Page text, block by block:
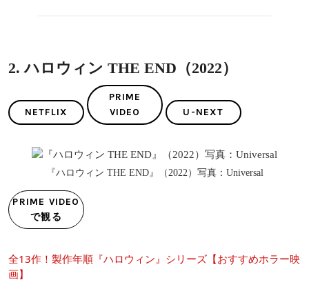
2. ハロウィン THE END（2022）
NETFLIX
PRIME
VIDEO
U-NEXT
『ハロウィン THE END』（2022）写真：Universal
PRIME VIDEO
で観る
全13作！製作年順『ハロウィン』シリーズ【おすすめホラー映
画】